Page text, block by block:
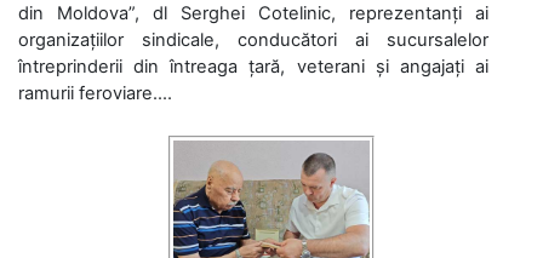
din Moldova”, dl Serghei Cotelinic, reprezentanți ai
organizațiilor sindicale, conducători ai sucursalelor
întreprinderii din întreaga țară, veterani și angajați ai
ramurii feroviare....